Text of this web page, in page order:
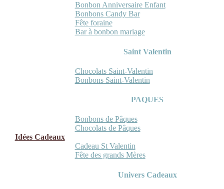
Bonbon Anniversaire Enfant
Bonbons Candy Bar
Fête foraine
Bar à bonbon mariage
Saint Valentin
Chocolats Saint-Valentin
Bonbons Saint-Valentin
PAQUES
Bonbons de Pâques
Chocolats de Pâques
Idées Cadeaux
Cadeau St Valentin
Fête des grands Mères
Univers Cadeaux